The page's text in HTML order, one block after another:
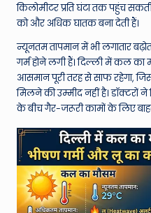
किलोमीटर प्रति घंटा तक पहुंच
को और अधिक घातक बना देती हैं।
न्यूनतम तापमान में भी लगातार
गर्म होने लगी हैं। दिल्ली में कल
आसमान पूरी तरह से साफ रहेगा,
मिलने की उम्मीद नहीं है। डॉक्टरों
के बीच गैर-जरूरी कामों के लिए